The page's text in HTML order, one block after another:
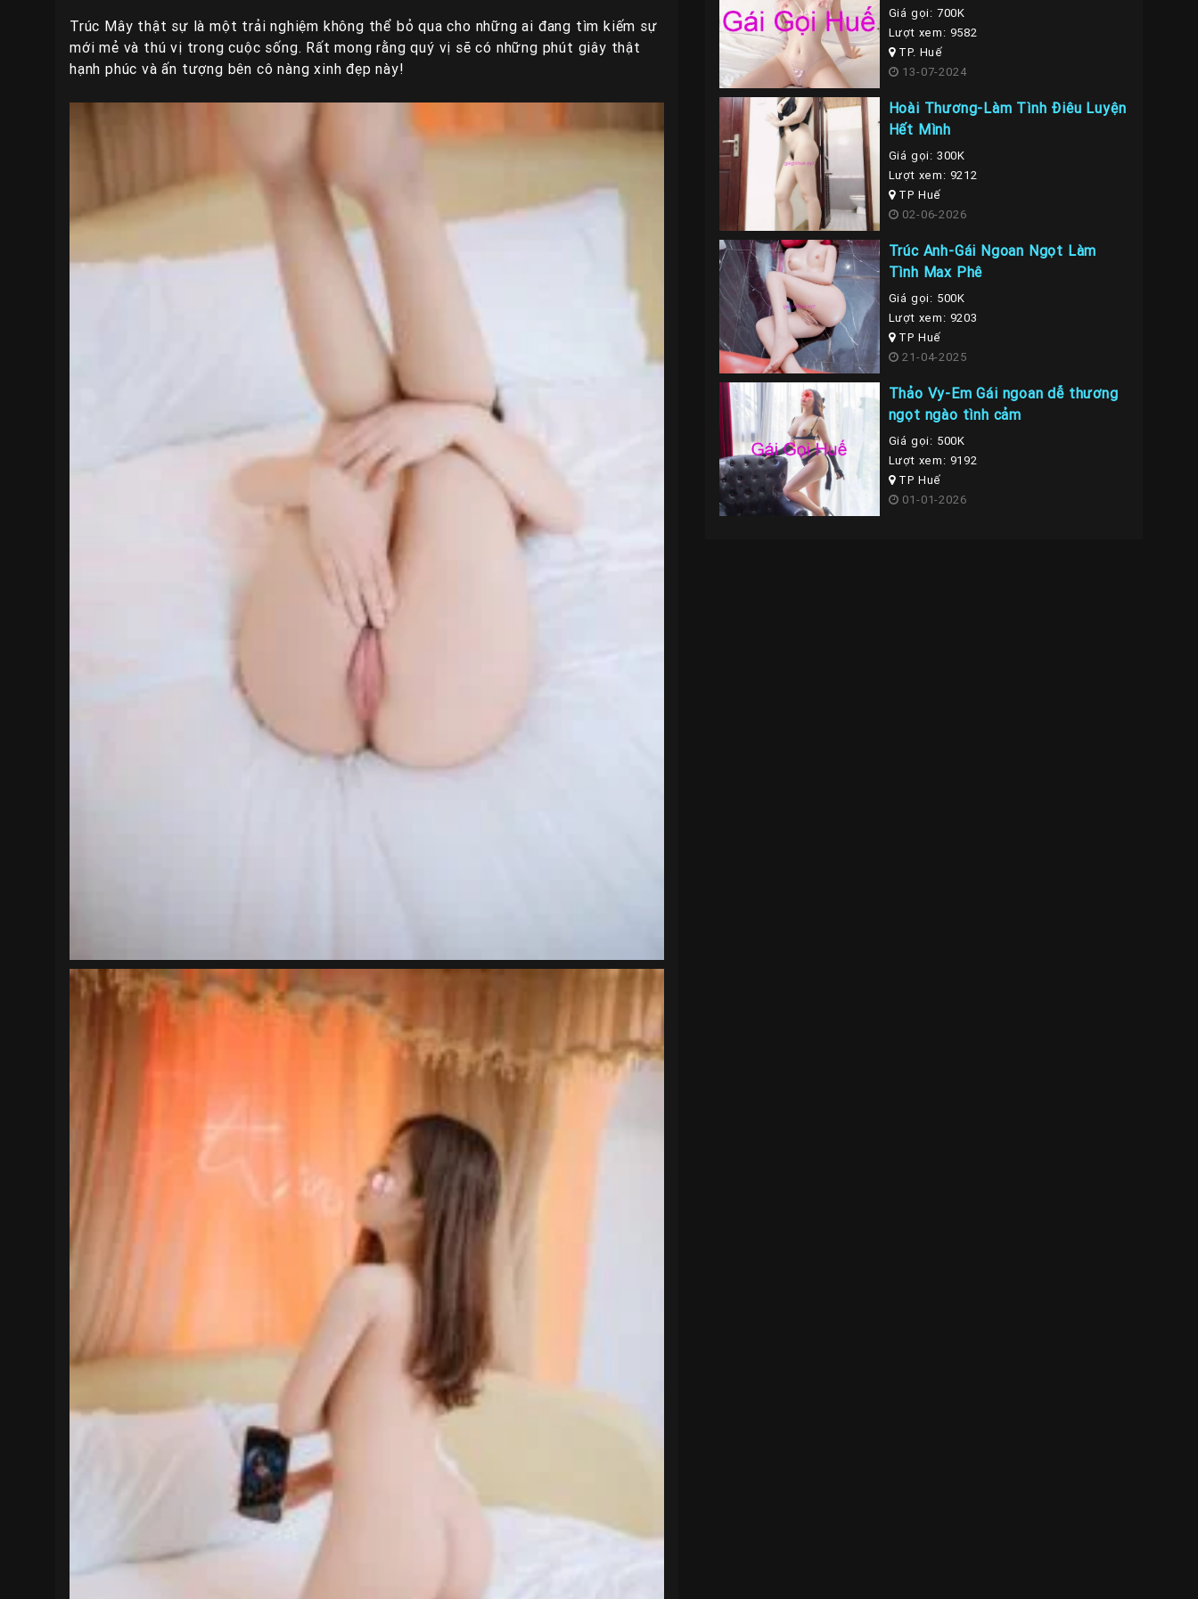
Trúc Mây thật sự là một trải nghiệm không thể bỏ qua cho những ai đang tìm kiếm sự
mới mẻ và thú vị trong cuộc sống. Rất mong rằng quý vị sẽ có những phút giây thật
hạnh phúc và ấn tượng bên cô nàng xinh đẹp này!
Giá gọi: 700K
Lượt xem: 9582
TP. Huế
13-07-2024
Hoài Thương-Làm Tình Điêu Luyện
Hết Mình
Giá gọi: 300K
Lượt xem: 9212
TP Huế
02-06-2026
Trúc Anh-Gái Ngoan Ngọt Làm
Tình Max Phê
Giá gọi: 500K
Lượt xem: 9203
TP Huế
21-04-2025
Thảo Vy-Em Gái ngoan dễ thương
ngọt ngào tình cảm
Giá gọi: 500K
Lượt xem: 9192
TP Huế
01-01-2026